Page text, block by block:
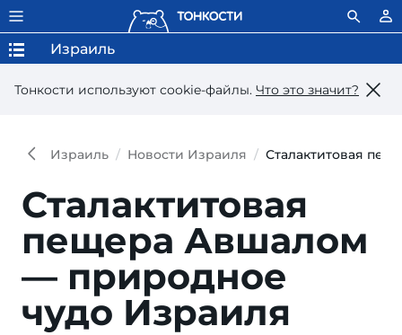
Тонкости используют сookie-файлы. Что это значит?
Израиль
Израиль Новости Израиля Сталактитовая
Сталактитовая
пещера Авшалом
— природное
чудо Израиля